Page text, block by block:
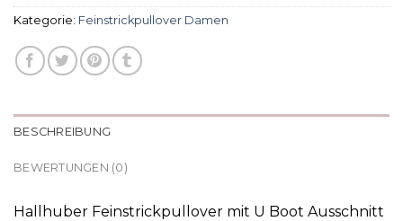
Kategorie: Feinstrickpullover Damen
BESCHREIBUNG
BEWERTUNGEN (0)
Hallhuber Feinstrickpullover mit U Boot Ausschnitt